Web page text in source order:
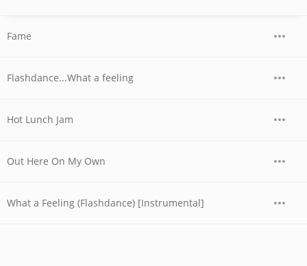
Fame
Flashdance...What a feeling
Hot Lunch Jam
Out Here On My Own
What a Feeling (Flashdance) [Instrumental]